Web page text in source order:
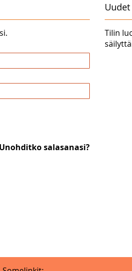
Unohditko salasanasi?
Tilin